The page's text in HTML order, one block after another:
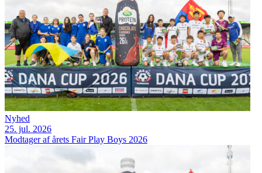
Nyhed
25. jul. 2026
Modtager af årets Fair Play Boys 2026